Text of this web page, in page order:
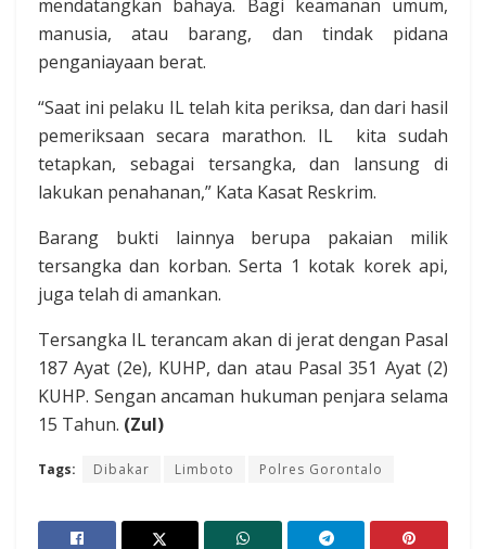
mendatangkan bahaya. Bagi keamanan umum,
manusia, atau barang, dan tindak pidana
penganiayaan berat.
“Saat ini pelaku IL telah kita periksa, dan dari hasil
pemeriksaan secara marathon. IL kita sudah
tetapkan, sebagai tersangka, dan lansung di
lakukan penahanan,” Kata Kasat Reskrim.
Barang bukti lainnya berupa pakaian milik
tersangka dan korban. Serta 1 kotak korek api,
juga telah di amankan.
Tersangka IL terancam akan di jerat dengan Pasal
187 Ayat (2e), KUHP, dan atau Pasal 351 Ayat (2)
KUHP. Sengan ancaman hukuman penjara selama
15 Tahun. (Zul)
Tags: Dibakar Limboto Polres Gorontalo